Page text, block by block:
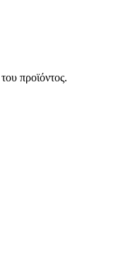
προϊόντος.